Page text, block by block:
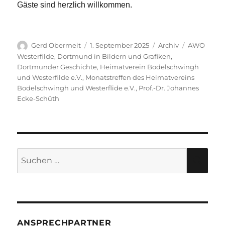
Gäste sind herzlich willkommen.
Autor
Gerd Obermeit
Veröffentlicht
am
1. September 2025 Kategorien
Archiv
AWO
Westerfilde, Dortmund in Bildern und Grafiken,
Dortmunder Geschichte, Heimatverein Bodelschwingh
und Westerfilde e.V., Monatstreffen des Heimatvereins
Bodelschwingh und Westerflide e.V., Prof.-Dr. Johannes
Ecke-Schüth
ANSPRECHPARTNER